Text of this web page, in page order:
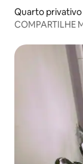
Quarto privativo
COMPARTILHE